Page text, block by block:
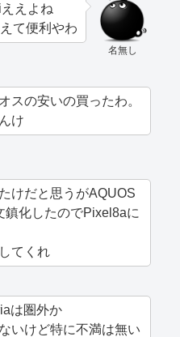
名無し
えよね
て便利やわ
スの安いの買ったわ。
け
けだと思うがAQUOS
鎮化したのでPixel8aに
てくれ
は圏外か
いけど特に不満は無い